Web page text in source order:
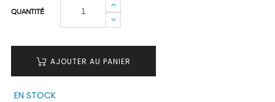
QUANTITÉ
AJOUTER AU PANIER
EN STOCK